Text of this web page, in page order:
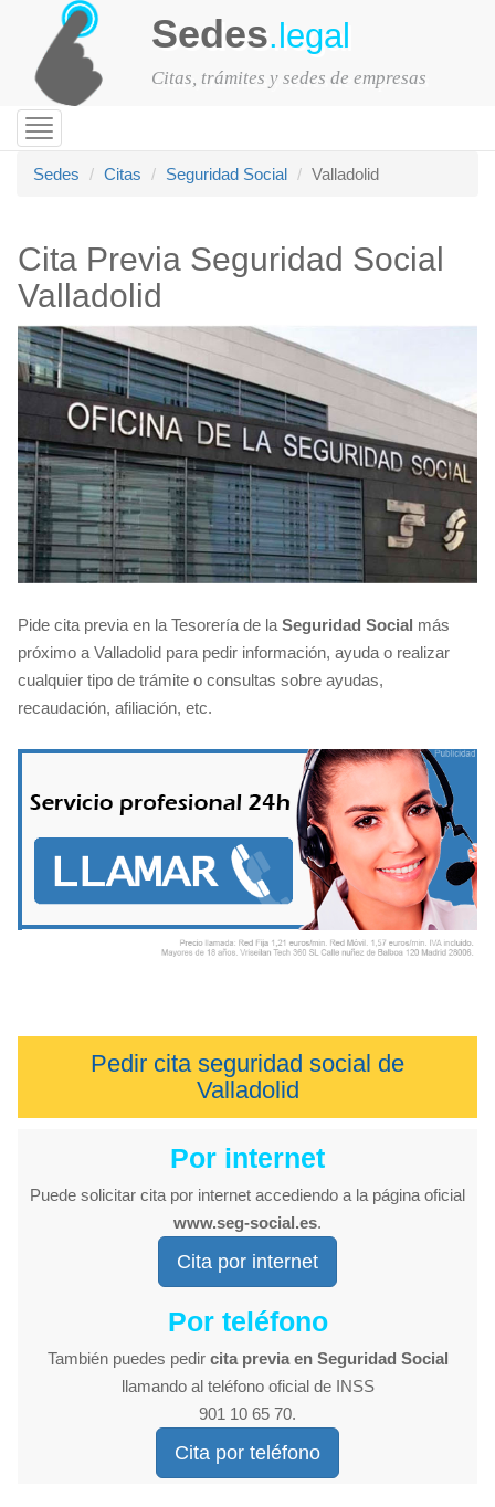
Sedes.legal
Citas, trámites y sedes de empresas
Toggle
navigation
Sedes
Citas Seguridad Social Valladolid
Cita Previa Seguridad Social
Valladolid
Pide cita previa en la Tesorería de la Seguridad Social más
próximo a Valladolid para pedir información, ayuda o realizar
cualquier tipo de trámite o consultas sobre ayudas,
recaudación, afiliación, etc.
Pedir cita seguridad social de
Valladolid
Por internet
Puede solicitar cita por internet accediendo a la página oficial
www.seg-social.es.
Cita por internet
Por teléfono
También puedes pedir cita previa en Seguridad Social
llamando al teléfono oficial de INSS
901 10 65 70.
Cita por teléfono